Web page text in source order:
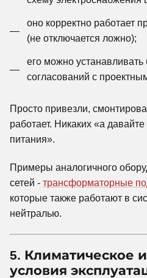
оно корректно работает
(не отключается ложно);
его можно
согласований с
Просто привезли,
работает. Никаких «а
питания».
Примеры аналогичного
сетей - трансформаторные
которые также работают в
нейтралью.
5. Климатическое
условия